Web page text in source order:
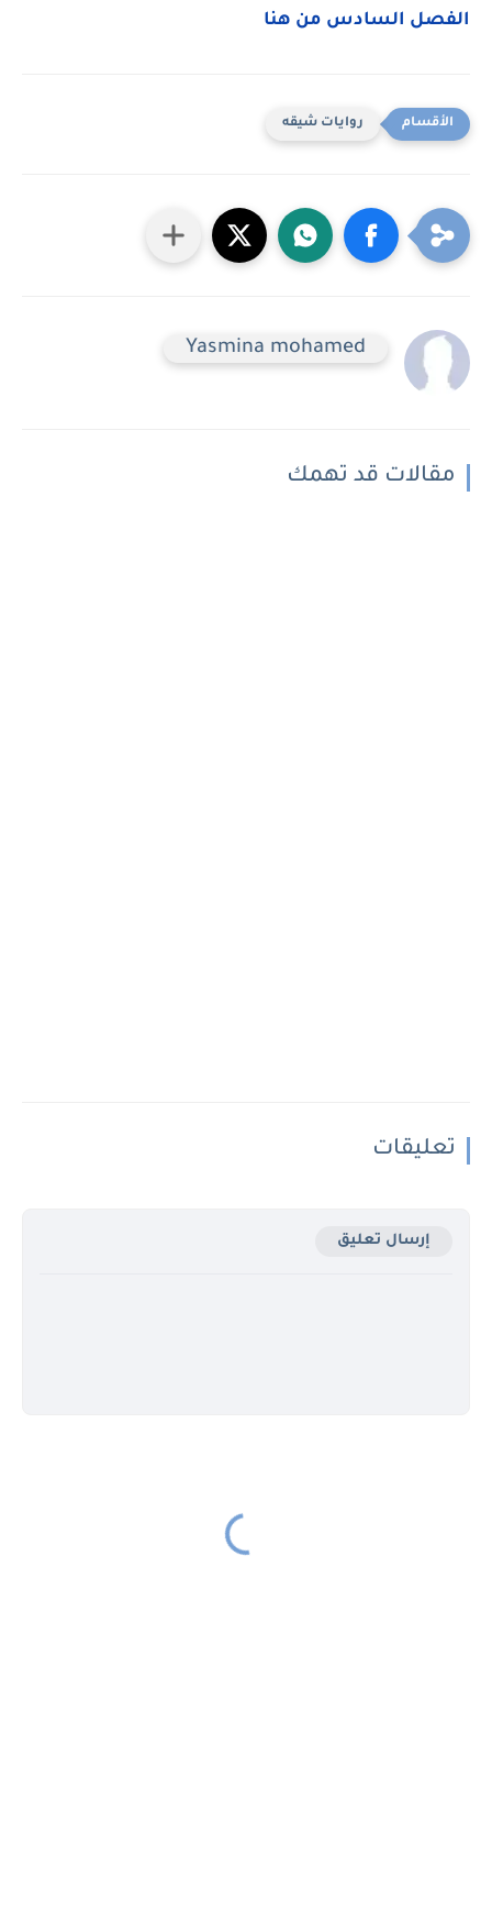
الفصل السادس من هنا
روايات شيقه
Yasmina mohamed
مقالات قد تهمك
تعليقات
إرسال تعليق